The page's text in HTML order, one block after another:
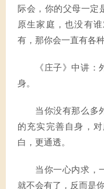
际会，你的父母一定
原生家庭，也没有
有，那你会一直有各
《庄子》中讲
身。
当你没有那么多
的充实完善自身，
白，更通透。
当你一心内求，
就不会有了，反而是